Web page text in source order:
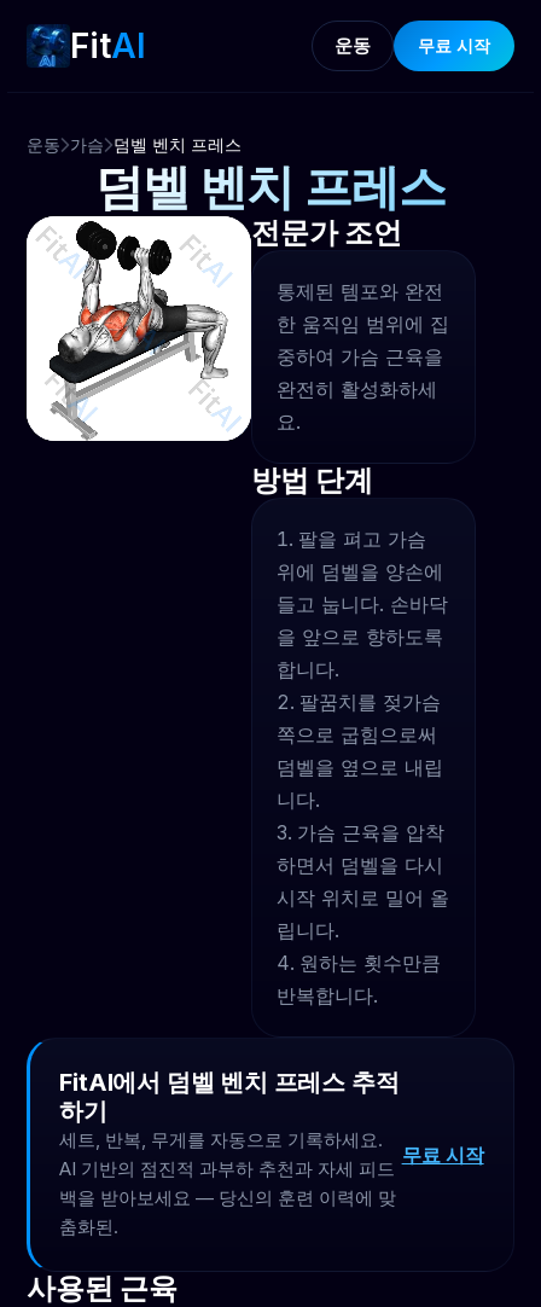
FitAI 운동 무료 시작
운동 가슴 덤벨 벤치 프레스
덤벨 벤치 프레스
전문가 조언
통제된 템포와 완전
한 움직임 범위에 집
중하여 가슴 근육을
완전히 활성화하세
요.
방법 단계
팔을 펴고 가슴
위에 덤벨을 양손에
들고 눕니다. 손바닥
을 앞으로 향하도록
합니다.
팔꿈치를 젖가슴
쪽으로 굽힘으로써
덤벨을 옆으로 내립
니다.
가슴 근육을 압착
하면서 덤벨을 다시
시작 위치로 밀어 올
립니다.
원하는 횟수만큼
반복합니다.
FitAI에서 덤벨 벤치 프레스 추적
하기
세트, 반복, 무게를 자동으로 기록하세요.
AI 기반의 점진적 과부하 추천과 자세 피드
백을 받아보세요 — 당신의 훈련 이력에 맞
춤화된.
무료 시작
사용된 근육